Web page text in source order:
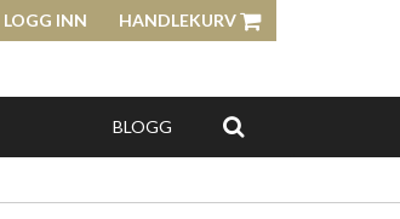
LOGG INN HANDLEKURV
BLOGG